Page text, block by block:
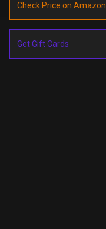
Check Price on Amazon
Get Gift Cards